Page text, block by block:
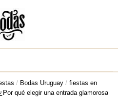
/ Bodas Uruguay / fiestas en
¿Por qué elegir una entrada glamorosa